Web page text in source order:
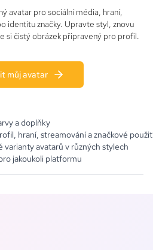
avatar pro sociální média, hraní,
identitu značky. Upravte styl, znovu
si čistý obrázek připravený pro profil.
můj avatar
a doplňky
hraní, streamování a značkové
avatarů v různých stylech
jakoukoli platformu